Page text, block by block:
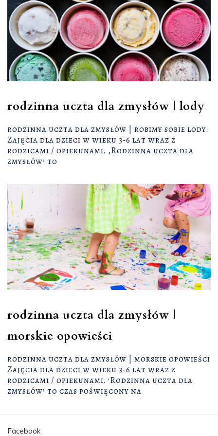
rodzinna uczta dla zmysłów | lody
rodzinna uczta dla zmysłów | robimy sobie lody!
Zajęcia dla dzieci w wieku 3-6 lat wraz z
rodzicami / opiekunami. ‚Rodzinna uczta dla
zmysłów’ to
rodzinna uczta dla zmysłów |
morskie opowieści
rodzinna uczta dla zmysłów | morskie opowieści
Zajęcia dla dzieci w wieku 3-6 lat wraz z
rodzicami / opiekunami. 'Rodzinna uczta dla
zmysłów’ to czas poświęcony na
Facebook